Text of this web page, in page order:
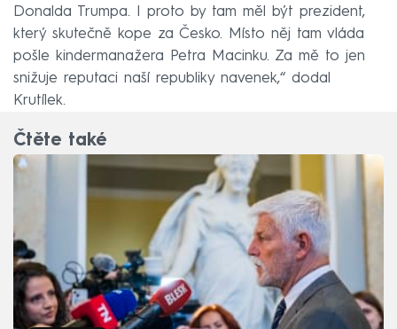
Donalda Trumpa. I proto by tam měl být prezident,
který skutečně kope za Česko. Místo něj tam vláda
pošle kindermanažera Petra Macinku. Za mě to jen
snižuje reputaci naší republiky navenek,“ dodal
Krutílek.
Čtěte také